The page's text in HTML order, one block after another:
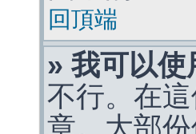
回頂端
» 我可以
不行。在
章。大部